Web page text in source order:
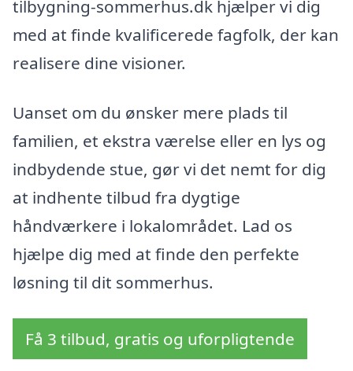
tilbygning-sommerhus.dk hjælper vi dig
med at finde kvalificerede fagfolk, der kan
realisere dine visioner.
Uanset om du ønsker mere plads til
familien, et ekstra værelse eller en lys og
indbydende stue, gør vi det nemt for dig
at indhente tilbud fra dygtige
håndværkere i lokalområdet. Lad os
hjælpe dig med at finde den perfekte
løsning til dit sommerhus.
Få 3 tilbud, gratis og uforpligtende